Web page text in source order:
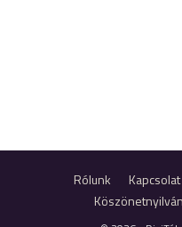
Rólunk Kapcsolat